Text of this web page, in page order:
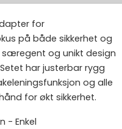
for
på både sikkerhet og
og unikt design
har justerbar rygg
og alle
for økt sikkerhet.
- Enkel